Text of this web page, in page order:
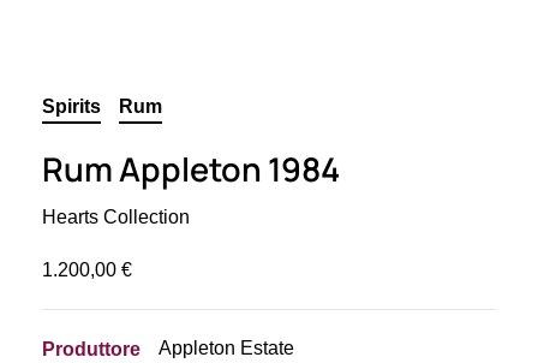
Spirits Rum
Rum Appleton 1984
Hearts Collection
1.200,00 €
Produttore Appleton Estate